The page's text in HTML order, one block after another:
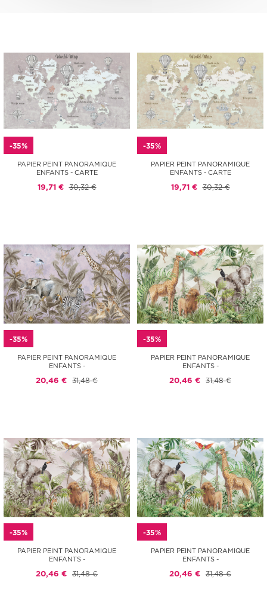
-35%
PAPIER PEINT PANORAMIQUE
ENFANTS - CARTE
19,71 € 30,32 €
-35%
PAPIER PEINT PANORAMIQUE
ENFANTS - CARTE
19,71 € 30,32 €
-35%
PAPIER PEINT PANORAMIQUE
ENFANTS -
20,46 € 31,48 €
-35%
PAPIER PEINT PANORAMIQUE
ENFANTS -
20,46 € 31,48 €
-35%
PAPIER PEINT PANORAMIQUE
ENFANTS -
20,46 € 31,48 €
-35%
PAPIER PEINT PANORAMIQUE
ENFANTS -
20,46 € 31,48 €